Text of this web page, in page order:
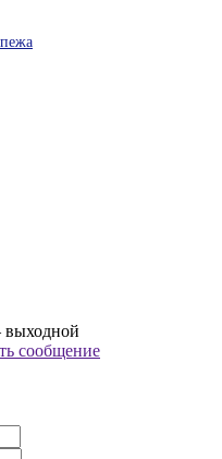
выходной
сообщение